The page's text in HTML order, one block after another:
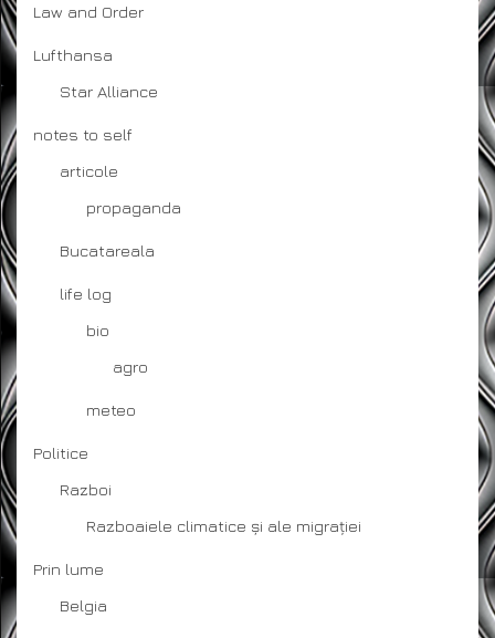
Law and Order
Lufthansa
Star Alliance
notes to self
articole
propaganda
Bucatareala
life log
bio
agro
meteo
Politice
Razboi
Razboaiele climatice și ale migrației
Prin lume
Belgia